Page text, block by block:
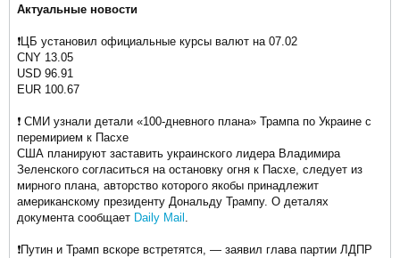
Актуальные новости
❗️ЦБ установил официальные курсы валют на 07.02
CNY 13.05
USD 96.91
EUR 100.67
❗️ СМИ узнали детали «100-дневного плана» Трампа по Украине с
перемирием к Пасхе
США планируют заставить украинского лидера Владимира
Зеленского согласиться на остановку огня к Пасхе, следует из
мирного плана, авторство которого якобы принадлежит
американскому президенту Дональду Трампу. О деталях
документа сообщает Daily Mail .​
❗️Путин и Трамп вскоре встретятся, — заявил глава партии ЛДПР